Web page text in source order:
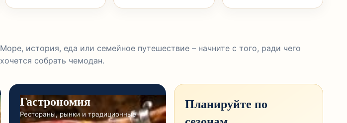
Море, история, еда или семейное путешествие – начните с того, ради чего
хочется собрать чемодан.
Гастрономия
Рестораны, рынки и традиционные
Планируйте по